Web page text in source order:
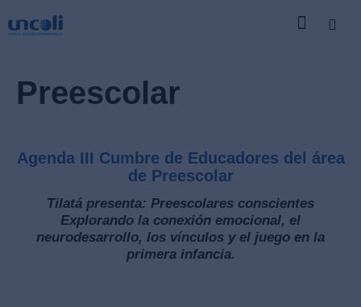
Preescolar
Agenda III Cumbre de Educadores del área
de Preescolar
Tilatá presenta: Preescolares conscientes
Explorando la conexión emocional, el
neurodesarrollo, los vínculos y el juego en la
primera infancia.